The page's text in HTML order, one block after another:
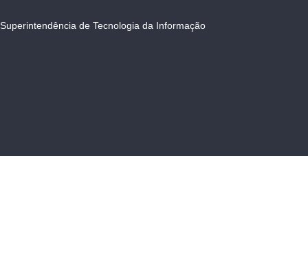
Superintendência de Tecnologia da Informação